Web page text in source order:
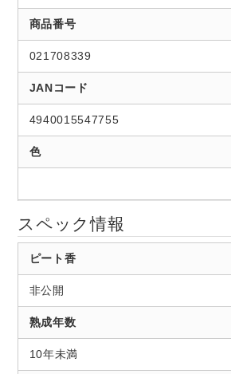
商品番号
021708339
JANコード
4940015547755
色
スペック情報
ピート香
非公開
熟成年数
10年未満